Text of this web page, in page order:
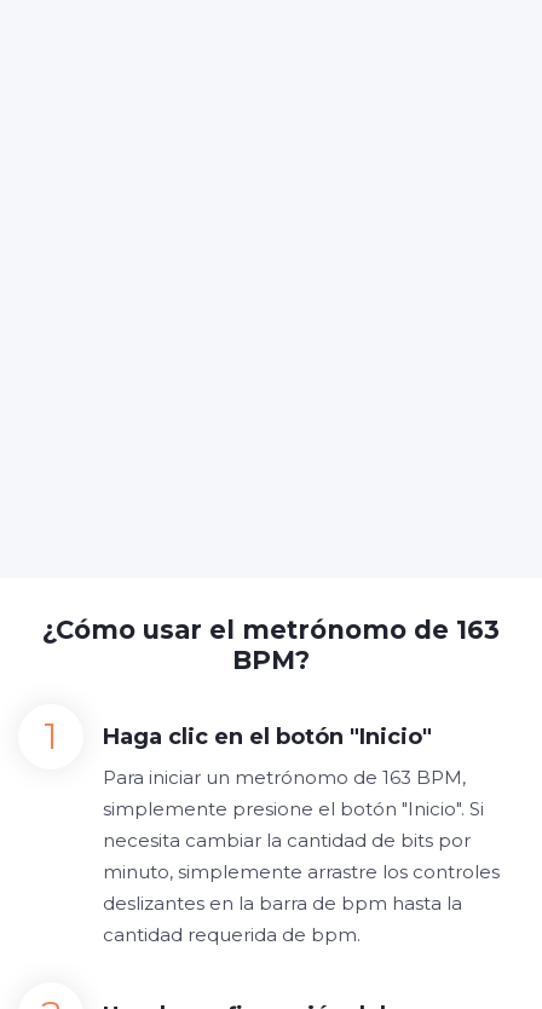
¿Cómo usar el metrónomo de 163
BPM?
Haga clic en el botón "Inicio"
Para iniciar un metrónomo de 163 BPM,
simplemente presione el botón "Inicio". Si
necesita cambiar la cantidad de bits por
minuto, simplemente arrastre los controles
deslizantes en la barra de bpm hasta la
cantidad requerida de bpm.